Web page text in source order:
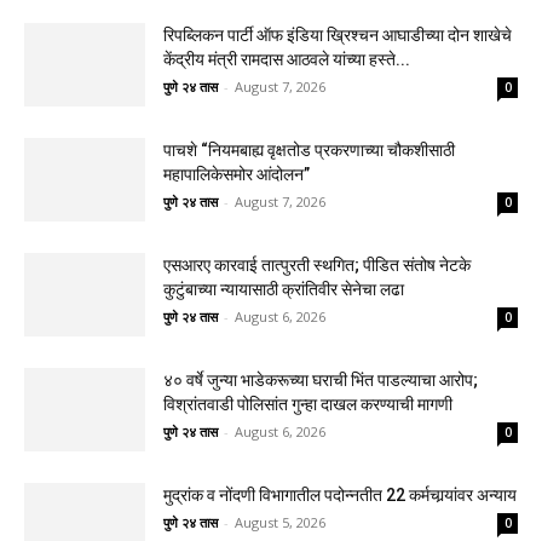
रिपब्लिकन पार्टी ऑफ इंडिया ख्रिश्चन आघाडीच्या दोन शाखेचे
केंद्रीय मंत्री रामदास आठवले यांच्या हस्ते...
पुणे २४ तास - August 7, 2026 0
पाचशे “नियमबाह्य वृक्षतोड प्रकरणाच्या चौकशीसाठी
महापालिकेसमोर आंदोलन”
पुणे २४ तास - August 7, 2026 0
एसआरए कारवाई तात्पुरती स्थगित; पीडित संतोष नेटके
कुटुंबाच्या न्यायासाठी क्रांतिवीर सेनेचा लढा
पुणे २४ तास - August 6, 2026 0
४० वर्षे जुन्या भाडेकरूच्या घराची भिंत पाडल्याचा आरोप;
विश्रांतवाडी पोलिसांत गुन्हा दाखल करण्याची मागणी
पुणे २४ तास - August 6, 2026 0
मुद्रांक व नोंदणी विभागातील पदोन्नतीत 22 कर्मचार्‍यांवर अन्याय
पुणे २४ तास - August 5, 2026 0